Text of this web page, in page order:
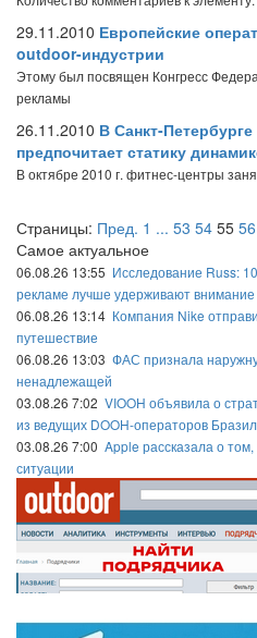
29.11.2010 Европейские
outdoor-индустрии
Этому был посвящен Конгресс
рекламы
26.11.2010 В Санкт-
предпочитает статику
В октябре 2010 г. фитнес-центры
Страницы: Пред. 1 ... 53 54 55 56
Самое актуальное
06.08.26 13:55 Исследование Russ:
рекламе лучше удерживают внимание
06.08.26 13:14 Компания Nike
путешествие
06.08.26 13:03 ФАС признала
ненадлежащей
03.08.26 7:02 VIOOH объявила о
из ведущих DOOH-операторов
03.08.26 7:00 Apple рассказала о
ситуации